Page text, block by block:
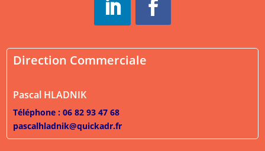
Direction Commerciale
Pascal HLADNIK
Téléphone : 06 82 93 47 68
pascalhladnik@quickadr.fr